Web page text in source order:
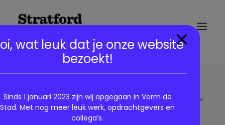
Over ons / About us
4 ASD-Woningcheck2.abri1.StratfordDesign
Gemeente Amsterdam – Woonveiligheid Campagne
4 ASD-Woningcheck2.abri1.StratfordDesign
wat leuk dat je onze website
bezoekt!
Sinds 1 januari 2023 zijn wij opgegaan in Vorm de
Stad. Met nog meer leuk werk, opdrachtgevers en
collega’s.